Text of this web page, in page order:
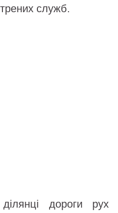
служб.
дороги